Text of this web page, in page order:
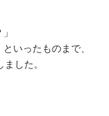
いったものまで、
した。